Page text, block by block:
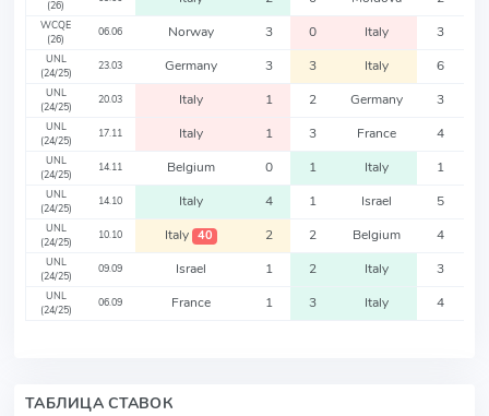
(26)
WCQE
(26)
06.06 Norway 3 0 Italy 3
UNL
(24/25)
23.03 Germany 3 3 Italy 6
UNL
(24/25)
20.03 Italy 1 2 Germany 3
UNL
(24/25)
17.11 Italy 1 3 France 4
UNL
(24/25)
14.11 Belgium 0 1 Italy 1
UNL
(24/25)
14.10 Italy 4 1 Israel 5
UNL
(24/25)
10.10 Italy 40 2 2 Belgium 4
UNL
(24/25)
09.09 Israel 1 2 Italy 3
UNL
(24/25)
06.09 France 1 3 Italy 4
ТАБЛИЦА СТАВОК